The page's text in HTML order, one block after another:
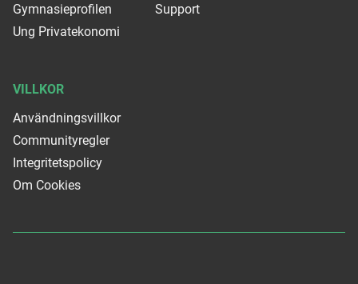
Gymnasieprofilen
Ung Privatekonomi
Support
VILLKOR
Användningsvillkor
Communityregler
Integritetspolicy
Om Cookies